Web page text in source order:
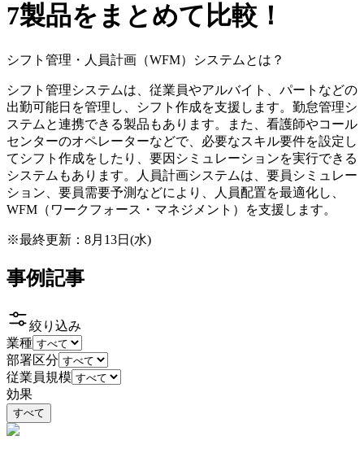
7製品をまとめて比較！
シフト管理・人員計画（WFM）システムとは？
シフト管理システムは、従業員やアルバイト、パートなどの
出勤可能日を管理し、シフト作成を支援します。勤怠管理シ
ステムと連携できる製品もあります。また、看護師やコール
センターのオペレーターなどで、必要なスキル要件を設定し
てシフト作成をしたり、要因シミュレーションを実行できる
システムもあります。人員計画システムは、要員シミュレー
ション、要員需要予測などにより、人員配置を最適化し、
WFM（ワークフォース・マネジメント）を支援します。
※最終更新： 8月13日(水)
事例記事
絞り込み
業種
部署区分
従業員規模
効果
すべて